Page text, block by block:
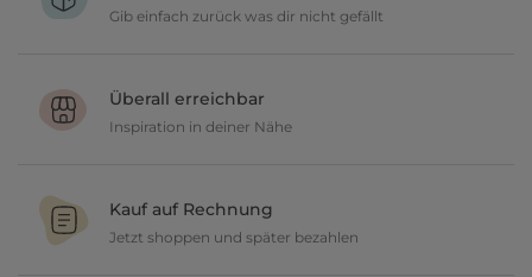
Gib einfach zurück was dir nicht gefällt
Überall erreichbar
Inspiration in deiner Nähe
und lasse dich inspirieren.
Kauf auf Rechnung
Jetzt shoppen und später bezahlen